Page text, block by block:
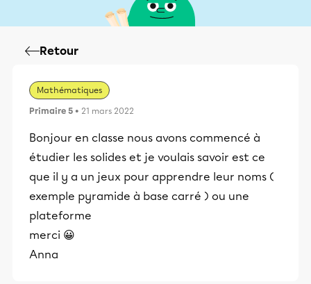
Retour
Mathématiques
Primaire 5 • 21 mars 2022
Bonjour en classe nous avons commencé à
étudier les solides et je voulais savoir est ce
que il y a un jeux pour apprendre leur noms (
exemple pyramide à base carré ) ou une
plateforme
merci 😀
Anna